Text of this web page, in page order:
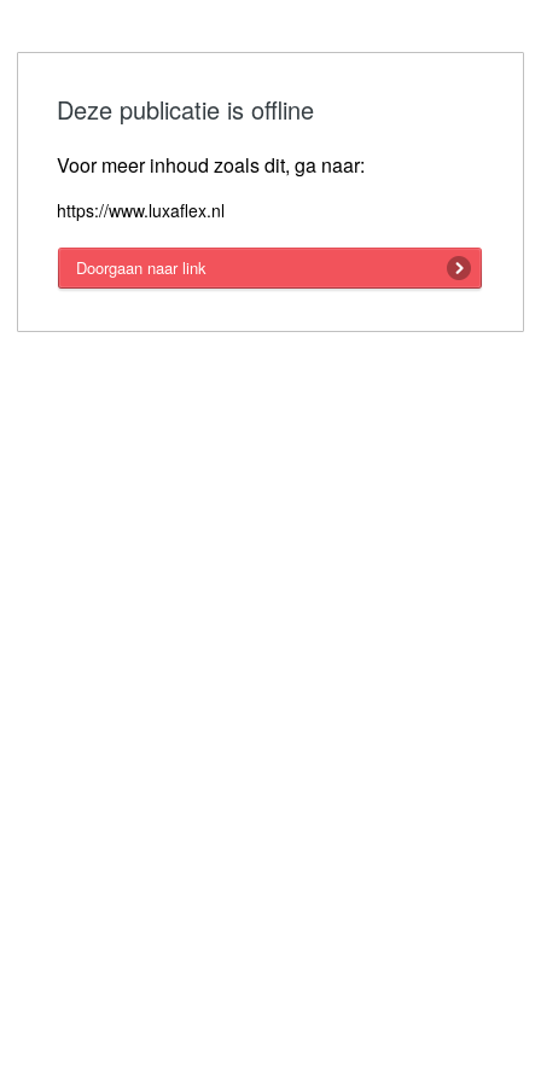
Deze publicatie is offline
Voor meer inhoud zoals dit, ga naar:
https://www.luxaflex.nl
Doorgaan naar link